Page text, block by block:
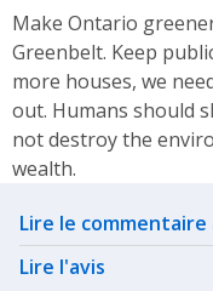
Make Ontario
Greenbelt. Keep
more houses, we
out. Humans should
not destroy the
wealth.
Related
Lire le
Lire l'avis